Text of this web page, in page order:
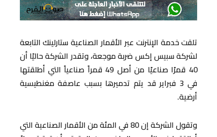
تلقت خدمة الإنترنت عبر الأقمار الصناعية ستارلينك التابعة
لشركة سبيس إكس ضربة موجعة، وتقدر الشركة حاليًا أن
40 قمرًا صناعيًا من أصل 49 قمراً صناعياً التي أطلقتها
في 3 فبراير قد يتم تدميرها بسبب عاصفة مغنطيسية
أرضية.
وتقول الشركة إن 80 في المئة من الأقمار الصناعية التي